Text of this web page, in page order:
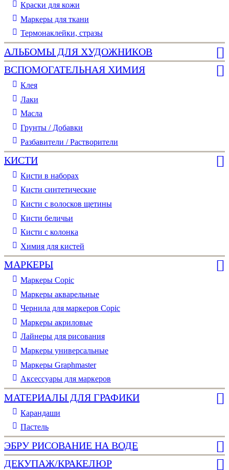
Краски для кожи
Маркеры для ткани
Термонаклейки, стразы
АЛЬБОМЫ ДЛЯ ХУДОЖНИКОВ
ВСПОМОГАТЕЛЬНАЯ ХИМИЯ
Клея
Лаки
Масла
Грунты / Добавки
Разбавители / Растворители
КИСТИ
Кисти в наборах
Кисти синтетические
Кисти с волосков щетины
Кисти беличьи
Кисти с колонка
Химия для кистей
МАРКЕРЫ
Маркеры Copic
Маркеры акварельные
Чернила для маркеров Copic
Маркеры акриловые
Лайнеры для рисования
Маркеры универсальные
Маркеры Graphmaster
Аксессуары для маркеров
МАТЕРИАЛЫ ДЛЯ ГРАФИКИ
Карандаши
Пастель
ЭБРУ РИСОВАНИЕ НА ВОДЕ
ДЕКУПАЖ/КРАКЕЛЮР